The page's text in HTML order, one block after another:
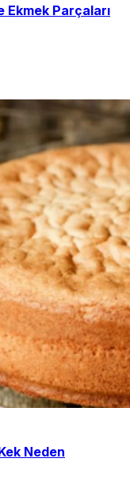
Parçaları
Neden